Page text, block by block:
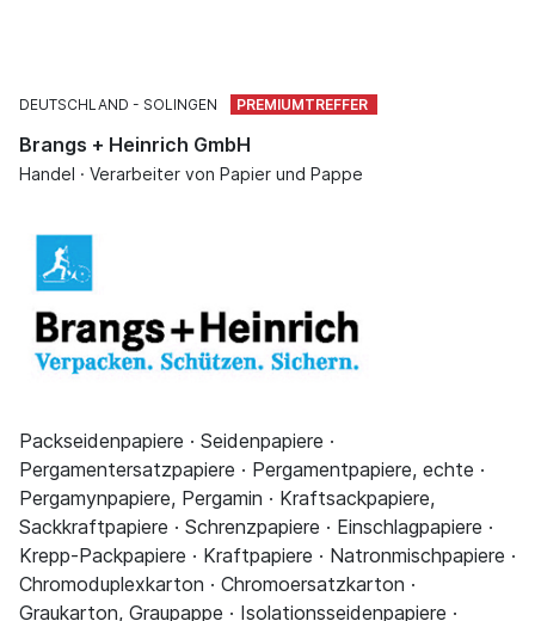
DEUTSCHLAND SOLINGEN
Brangs + Heinrich GmbH
Handel · Verarbeiter von Papier und Pappe
Packseidenpapiere · Seidenpapiere ·
Pergamentersatzpapiere · Pergamentpapiere, echte ·
Pergamynpapiere, Pergamin · Kraftsackpapiere,
Sackkraftpapiere · Schrenzpapiere · Einschlagpapiere ·
Krepp-Packpapiere · Kraftpapiere · Natronmischpapiere ·
Chromoduplexkarton · Chromoersatzkarton ·
Graukarton, Graupappe · Isolationsseidenpapiere ·